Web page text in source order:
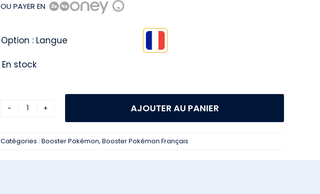
OU PAYER EN ?
Option : Langue
En stock
Booster
AJOUTER AU PANIER
Catégories : Booster Pokémon, Booster Pokémon Français